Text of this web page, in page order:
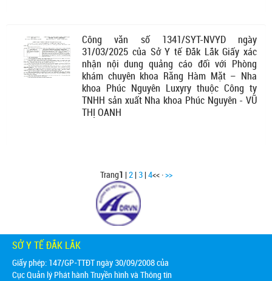
Công văn số 1341/SYT-NVYD ngày
31/03/2025 của Sở Y tế Đắk Lắk Giấy xác
nhận nội dung quảng cáo đối với Phòng
khám chuyên khoa Răng Hàm Mặt – Nha
khoa Phúc Nguyên Luxyry thuộc Công ty
TNHH sản xuất Nha khoa Phúc Nguyên - VŨ
THỊ OANH
Trang1 | 2| 3| 4<< ·>>
SỞ Y TẾ ĐẮK LẮK
Giấy phép: 147/GP-TTĐT ngày 30/09/2008 của
Cục Quản lý Phát hành Truyền hình và Thông tin